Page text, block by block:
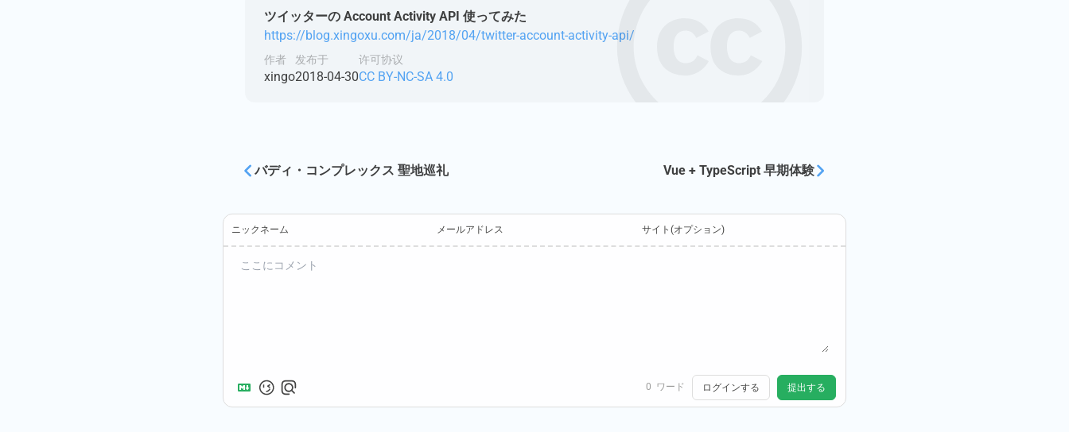
ツイッターの Account Activity API 使ってみた
https://blog.xingoxu.com/ja/2018/04/twitter-account-activity-api/
作者
xingo
发布于
2018-04-30
许可协议
CC BY-NC-SA 4.0
バディ・コンプレックス 聖地巡礼 Vue + TypeScript 早期体験
ニックネーム メールアドレス サイト(オプション)
0 ワード ログインする 提出する